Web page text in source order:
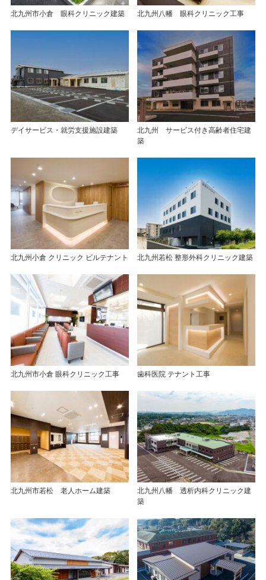
北九州市小倉 眼科クリニック建築 北九州八幡 眼科クリニック工事
デイサービス・就労支援施設建築
北九州 サービス付き高齢者住宅建
築
北九州小倉 クリニック ビルテナント 北九州若松 整形外科クリニック建築
北九州市小倉 眼科クリニック工事 歯科医院 テナント工事
北九州市若松 老人ホーム建築
北九州八幡 透析内科クリニック建
築